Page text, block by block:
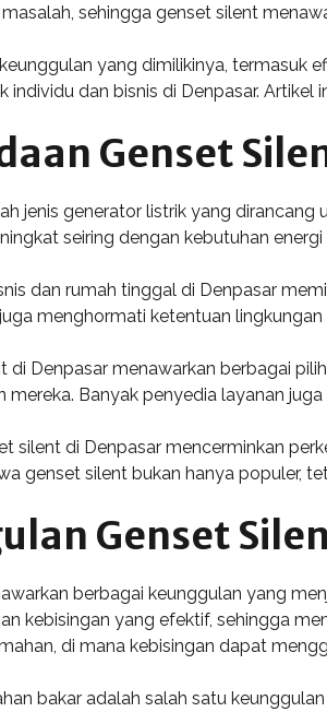
sehingga genset silent
yang dimilikinya, termasuk
individu dan bisnis di Denpasar.
Genset
jenis generator listrik yang
seiring dengan kebutuhan
dan rumah tinggal di Denpasar
menghormati ketentuan
di Denpasar menawarkan berbagai
mereka. Banyak penyedia layanan
silent di Denpasar mencerminkan
genset silent bukan hanya populer,
Genset
berbagai keunggulan yang
kebisingan yang efektif, sehingga
di mana kebisingan dapat
bakar adalah salah satu